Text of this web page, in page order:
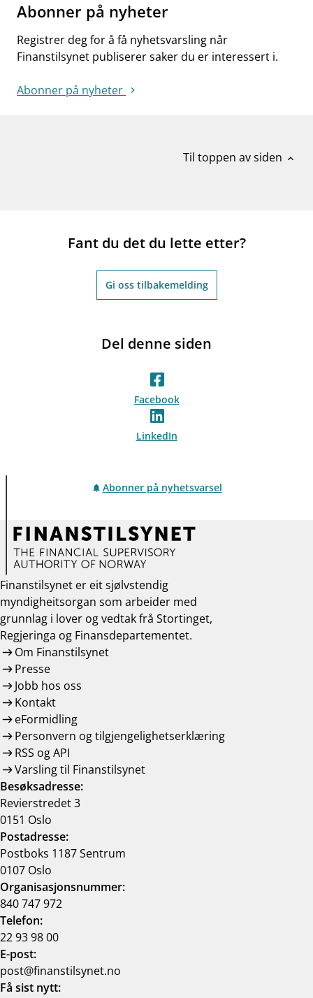
Abonner på nyheter
Registrer deg for å få nyhetsvarsling når
Finanstilsynet publiserer saker du er interessert i.
Abonner på nyheter
Til toppen av siden expand_less
Fant du det du lette etter?
Gi oss tilbakemelding
Del denne siden
Facebook
LinkedIn
Abonner på nyhetsvarsel
Finanstilsynet er eit sjølvstendig
myndigheitsorgan som arbeider med
grunnlag i lover og vedtak frå Stortinget,
Regjeringa og Finansdepartementet.
Om Finanstilsynet
Presse
Jobb hos oss
Kontakt
eFormidling
Personvern og tilgjengelighetserklæring
RSS og API
Varsling til Finanstilsynet
Besøksadresse:
Revierstredet 3
0151 Oslo
Postadresse:
Postboks 1187 Sentrum
0107 Oslo
Organisasjonsnummer:
840 747 972
Telefon:
22 93 98 00
E-post:
post@finanstilsynet.no
Få sist nytt: